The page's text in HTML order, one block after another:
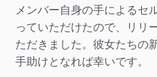
メンバー自身の手によるセ
っていただけたので、リリ
ただきました。彼女たちの
手助けとなれば幸いです。